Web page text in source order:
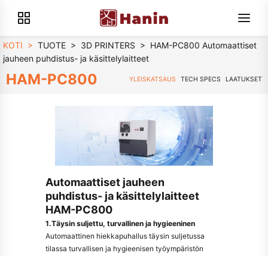
KOTI > TUOTE > 3D PRINTERS > HAM-PC800 Automaattiset
jauheen puhdistus- ja käsittelylaitteet
HAM-PC800 YLEISKATSAUS TECH SPECS LAATUKSET
Automaattiset jauheen
puhdistus- ja käsittelylaitteet
HAM-PC800
1.Täysin suljettu, turvallinen ja hygieeninen
Automaattinen hiekkapuhallus täysin suljetussa
tilassa turvallisen ja hygieenisen työympäristön